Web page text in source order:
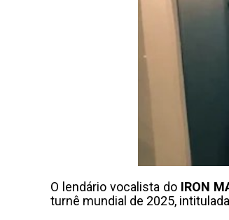
O lendário vocalista do IRON
turnê mundial de 2025, intitulada